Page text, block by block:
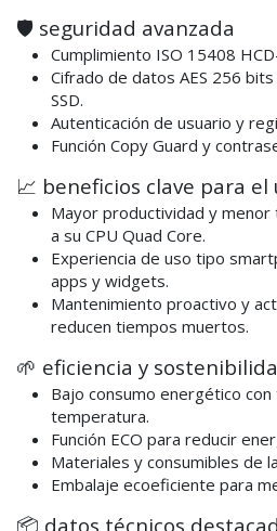
🛡️ seguridad avanzada
Cumplimiento ISO 15408
Cifrado de datos AES 256
SSD.
Autenticación de usuario y
Función Copy Guard y
📈 beneficios clave para el
Mayor productividad y
a su CPU Quad Core.
Experiencia de uso tipo
apps y widgets.
Mantenimiento proactivo y
reducen tiempos muertos.
🌱 eficiencia y
Bajo consumo energético
temperatura.
Función ECO para reducir
Materiales y consumibles de
Embalaje ecoeficiente para
📦 datos técnicos